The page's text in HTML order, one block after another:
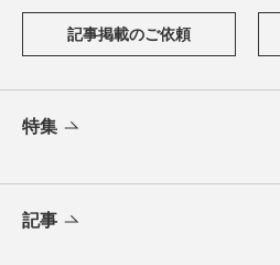
記事掲載のご依頼
特集
記事